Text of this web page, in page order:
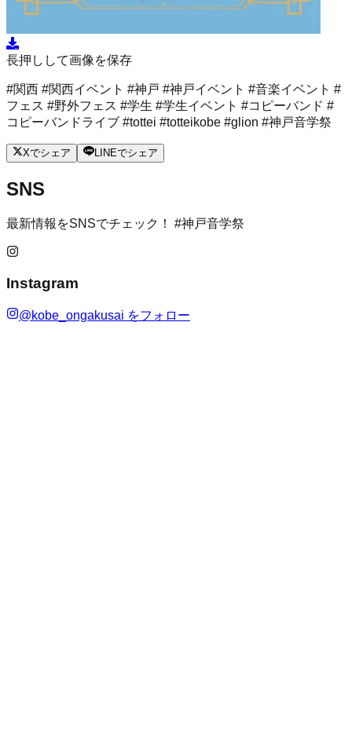
長押しして画像を保存
#関西 #関西イベント #神戸 #神戸イベント #音楽イベント #
フェス #野外フェス #学生 #学生イベント #コピーバンド #
コピーバンドライブ #tottei #totteikobe #glion #神戸音学祭
Xでシェア LINEでシェア
SNS
最新情報をSNSでチェック！ #神戸音学祭
Instagram
@kobe_ongakusai をフォロー